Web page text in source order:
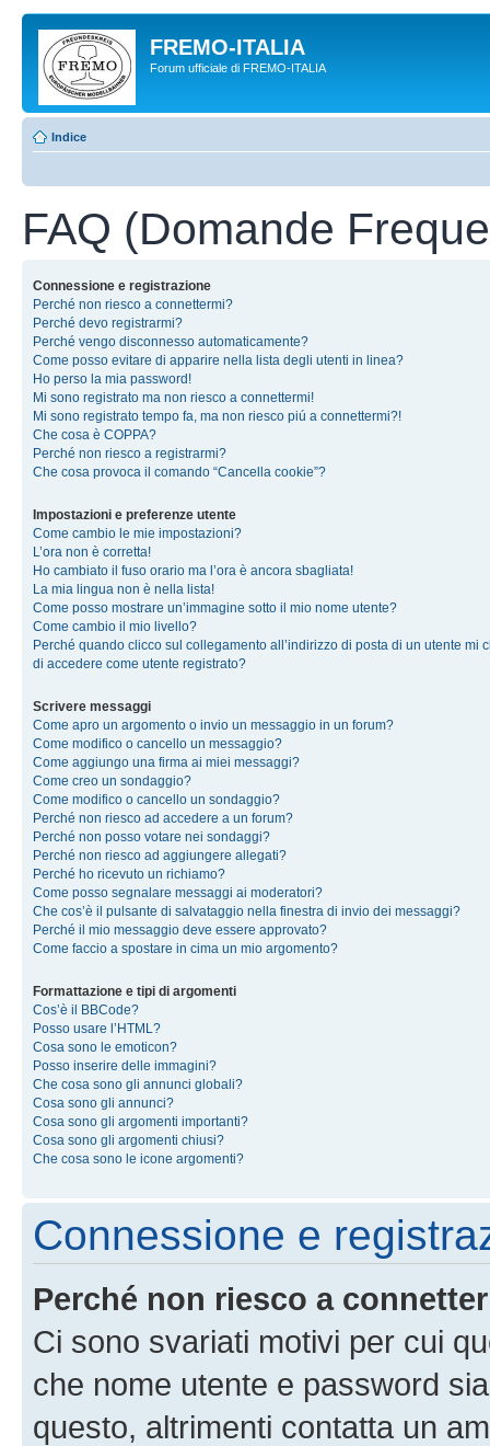
FREMO-ITALIA
Forum ufficiale di FREMO-ITALIA
Indice
FAQ (Domande
Connessione e registrazione
Perché non riesco a connettermi?
Perché devo registrarmi?
Perché vengo disconnesso automaticamente?
Come posso evitare di apparire nella lista degli utenti in linea?
Ho perso la mia password!
Mi sono registrato ma non riesco a connettermi!
Mi sono registrato tempo fa, ma non riesco piú a connettermi?!
Che cosa è COPPA?
Perché non riesco a registrarmi?
Che cosa provoca il comando “Cancella cookie”?
Impostazioni e preferenze utente
Come cambio le mie impostazioni?
L’ora non è corretta!
Ho cambiato il fuso orario ma l’ora è ancora sbagliata!
La mia lingua non è nella lista!
Come posso mostrare un’immagine sotto il mio nome utente?
Come cambio il mio livello?
Perché quando clicco sul collegamento all’indirizzo di posta di un utente mi
di accedere come utente registrato?
Scrivere messaggi
Come apro un argomento o invio un messaggio in un forum?
Come modifico o cancello un messaggio?
Come aggiungo una firma ai miei messaggi?
Come creo un sondaggio?
Come modifico o cancello un sondaggio?
Perché non riesco ad accedere a un forum?
Perché non posso votare nei sondaggi?
Perché non riesco ad aggiungere allegati?
Perché ho ricevuto un richiamo?
Come posso segnalare messaggi ai moderatori?
Che cos’è il pulsante di salvataggio nella finestra di invio dei messaggi?
Perché il mio messaggio deve essere approvato?
Come faccio a spostare in cima un mio argomento?
Formattazione e tipi di argomenti
Cos’è il BBCode?
Posso usare l’HTML?
Cosa sono le emoticon?
Posso inserire delle immagini?
Che cosa sono gli annunci globali?
Cosa sono gli annunci?
Cosa sono gli argomenti importanti?
Cosa sono gli argomenti chiusi?
Che cosa sono le icone argomenti?
Connessione e
Perché non riesco a
Ci sono svariati motivi per cui
che nome utente e password
questo, altrimenti contatta un